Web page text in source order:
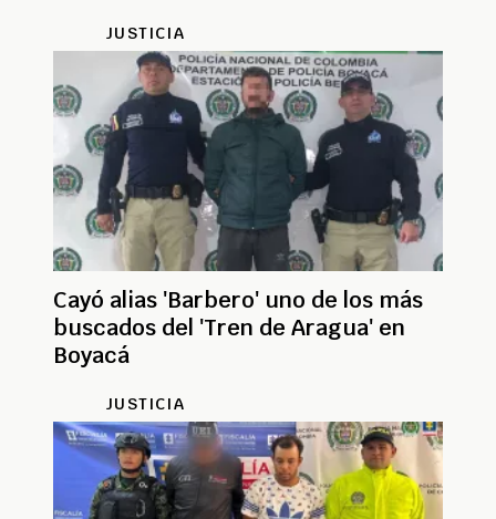
JUSTICIA
Cayó alias 'Barbero' uno de los más
buscados del 'Tren de Aragua' en
Boyacá
JUSTICIA